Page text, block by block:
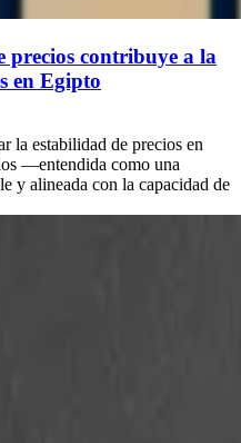
precios contribuye a la
en Egipto
la estabilidad de precios en
—entendida como una
y alineada con la capacidad de